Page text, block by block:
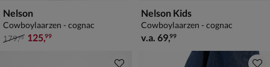
Nelson
Cowboylaarzen - cognac
van € 179,99 voor € 125,99
179,99 125,99
Nelson Kids
Cowboylaarzen - cognac
vanaf € 69,99
v.a. 69,99